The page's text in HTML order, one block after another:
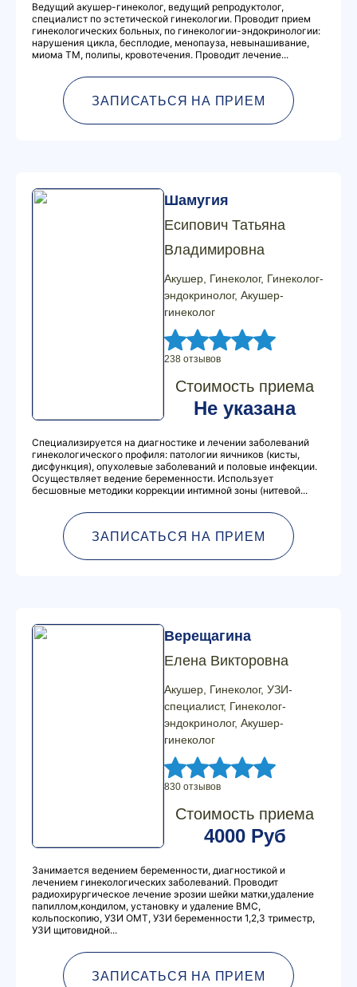
Ведущий акушер-гинеколог, ведущий репродуктолог,
специалист по эстетической гинекологии. Проводит прием
гинекологических больных, по гинекологии-эндокринологии:
нарушения цикла, бесплодие, менопауза, невынашивание,
миома ТМ, полипы, кровотечения. Проводит лечение...
ЗАПИСАТЬСЯ НА ПРИЕМ
Шамугия
Есипович Татьяна
Владимировна
Акушер, Гинеколог, Гинеколог-
эндокринолог, Акушер-
гинеколог
238 отзывов
Стоимость приема
Не указана
Специализируется на диагностике и лечении заболеваний
гинекологического профиля: патологии яичников (кисты,
дисфункция), опухолевые заболеваний и половые инфекции.
Осуществляет ведение беременности. Использует
бесшовные методики коррекции интимной зоны (нитевой...
ЗАПИСАТЬСЯ НА ПРИЕМ
Верещагина
Елена Викторовна
Акушер, Гинеколог, УЗИ-
специалист, Гинеколог-
эндокринолог, Акушер-
гинеколог
830 отзывов
Стоимость приема
4000 Руб
Занимается ведением беременности, диагностикой и
лечением гинекологических заболеваний. Проводит
радиохирургическое лечение эрозии шейки матки,удаление
папиллом,кондилом, установку и удаление ВМС,
кольпоскопию, УЗИ ОМТ, УЗИ беременности 1,2,3 триместр,
УЗИ щитовидной...
ЗАПИСАТЬСЯ НА ПРИЕМ